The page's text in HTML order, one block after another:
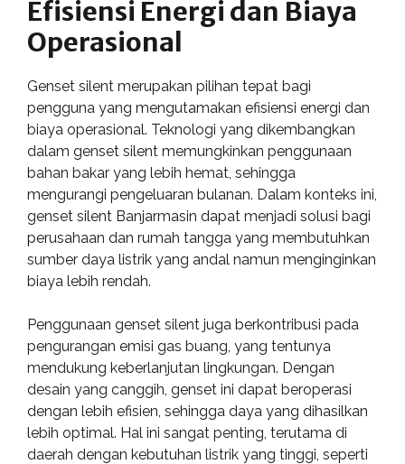
Efisiensi Energi dan Biaya
Operasional
Genset silent merupakan pilihan tepat bagi
pengguna yang mengutamakan efisiensi energi dan
biaya operasional. Teknologi yang dikembangkan
dalam genset silent memungkinkan penggunaan
bahan bakar yang lebih hemat, sehingga
mengurangi pengeluaran bulanan. Dalam konteks ini,
genset silent Banjarmasin dapat menjadi solusi bagi
perusahaan dan rumah tangga yang membutuhkan
sumber daya listrik yang andal namun menginginkan
biaya lebih rendah.
Penggunaan genset silent juga berkontribusi pada
pengurangan emisi gas buang, yang tentunya
mendukung keberlanjutan lingkungan. Dengan
desain yang canggih, genset ini dapat beroperasi
dengan lebih efisien, sehingga daya yang dihasilkan
lebih optimal. Hal ini sangat penting, terutama di
daerah dengan kebutuhan listrik yang tinggi, seperti